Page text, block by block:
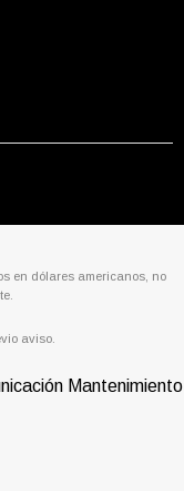
en dólares americanos, no
aviso.
Mantenimiento